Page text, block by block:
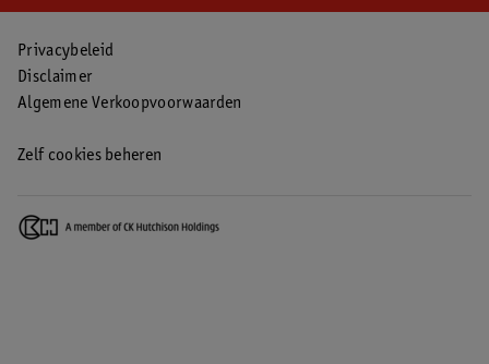
Privacybeleid
Disclaimer
Algemene Verkoopvoorwaarden
Zelf cookies beheren